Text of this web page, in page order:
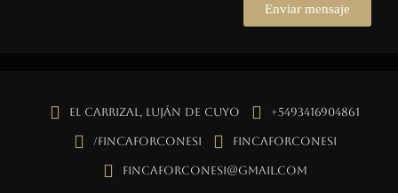
Enviar mensaje
El Carrizal, Luján de Cuyo +5493416904861
/fincaforconesi fincaforconesi
fincaforconesi@gmail.com